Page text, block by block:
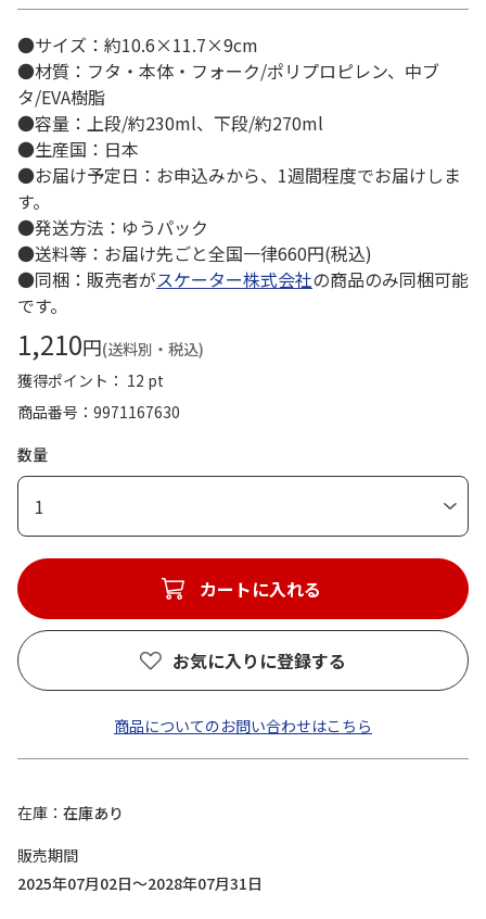
●サイズ：約10.6×11.7×9cm
●材質：フタ・本体・フォーク/ポリプロピレン、中ブ
タ/EVA樹脂
●容量：上段/約230ml、下段/約270ml
●生産国：日本
●お届け予定日：お申込みから、1週間程度でお届けしま
す。
●発送方法：ゆうパック
●送料等：お届け先ごと全国一律660円(税込)
●同梱：販売者がスケーター株式会社の商品のみ同梱可能
です。
1,210円(送料別・税込)
獲得ポイント： 12 pt
商品番号
9971167630
数量
1
カートに入れる
お気に入りに登録する
商品についてのお問い合わせはこちら
在庫
在庫あり
販売期間
2025年07月02日～2028年07月31日